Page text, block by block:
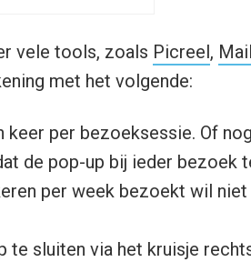
vele tools, zoals Picreel,
met het volgende:
per bezoeksessie. Of
de pop-up bij ieder bezoek
per week bezoekt wil
te sluiten via het kruisje